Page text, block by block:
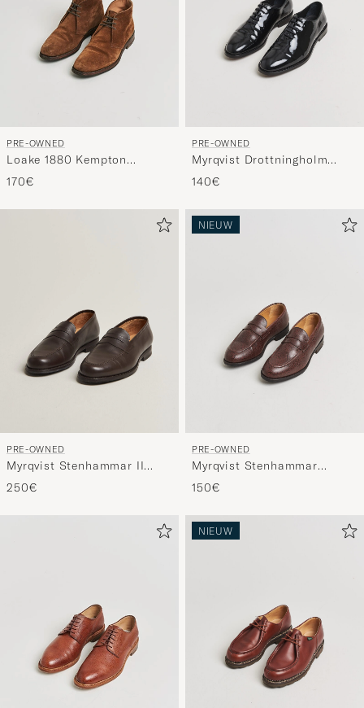
PRE-OWNED
Loake 1880 Kempton
Chukka Boot Brown Suede
UK7 - EU41
170€
PRE-OWNED
Myrqvist Drottningholm
Patent Shoe Black UK10 -
EU44
140€
PRE-OWNED
Myrqvist Stenhammar II
Loafer Dark Brown Calf
UK10 - EU44
250€
NIEUW
PRE-OWNED
Myrqvist Stenhammar
Loafer Dark Brown Calf
UK11 - EU45
150€
NIEUW